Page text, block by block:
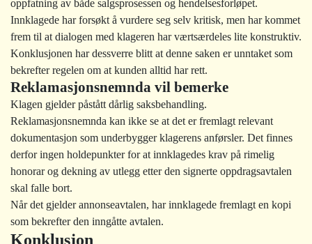
oppfatning av både salgsprosessen og hendelsesforløpet.
Innklagede har forsøkt å vurdere seg selv kritisk, men har kommet
frem til at dialogen med klageren har værtsærdeles lite konstruktiv.
Konklusjonen har dessverre blitt at denne saken er unntaket som
bekrefter regelen om at kunden alltid har rett.
Reklamasjonsnemnda vil bemerke
Klagen gjelder påstått dårlig saksbehandling.
Reklamasjonsnemnda kan ikke se at det er fremlagt relevant
dokumentasjon som underbygger klagerens anførsler. Det finnes
derfor ingen holdepunkter for at innklagedes krav på rimelig
honorar og dekning av utlegg etter den signerte oppdragsavtalen
skal falle bort.
Når det gjelder annonseavtalen, har innklagede fremlagt en kopi
som bekrefter den inngåtte avtalen.
Konklusjon